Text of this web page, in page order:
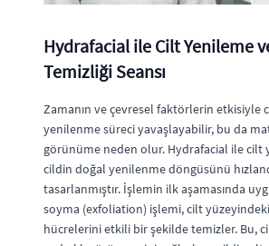
Hydrafacial ile Cilt Yenileme
Temizliği Seansı
Zamanın ve çevresel faktörlerin etkisiyle
yenilenme süreci yavaşlayabilir, bu da
görünüme neden olur. Hydrafacial ile cilt
cildin doğal yenilenme döngüsünü
tasarlanmıştır. İşlemin ilk aşamasında
soyma (exfoliation) işlemi, cilt
hücrelerini etkili bir şekilde temizler. Bu,